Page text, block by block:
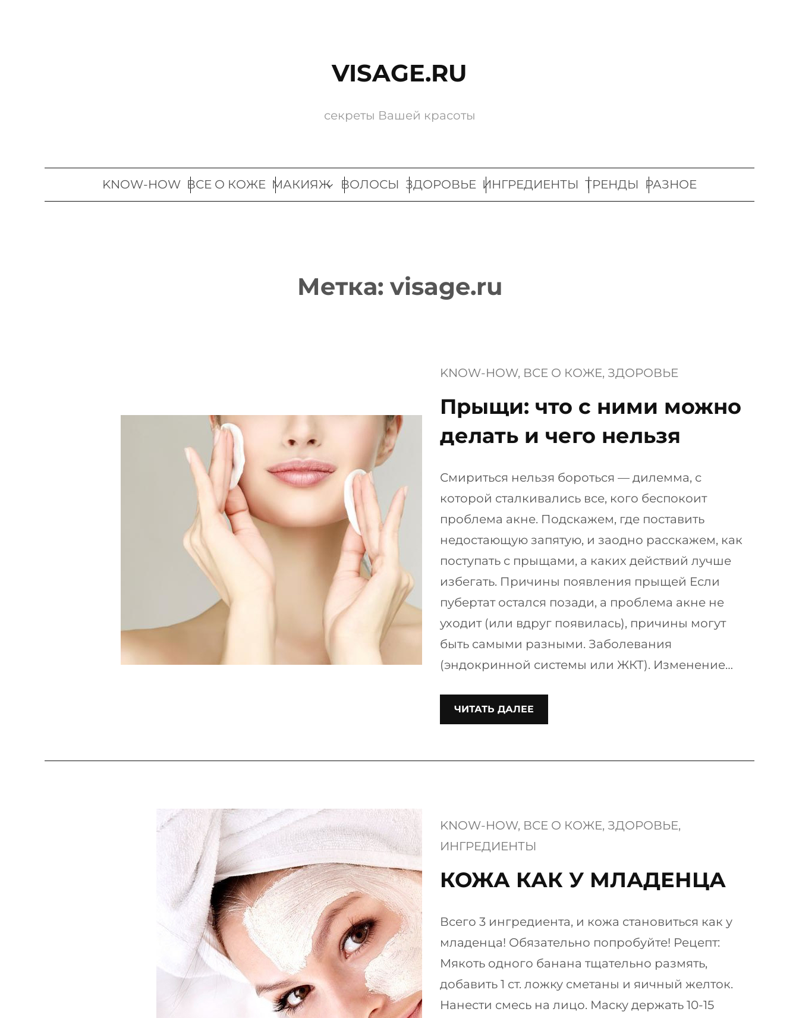
VISAGE.RU
секреты Вашей красоты
KNOW-HOW ВСЕ О КОЖЕ МАКИЯЖ ВОЛОСЫ ЗДОРОВЬЕ ИНГРЕДИЕНТЫ ТРЕНДЫ РАЗНОЕ
Метка: visage.ru
KNOW-HOW, ВСЕ О КОЖЕ, ЗДОРОВЬЕ
Прыщи: что с ними можно
делать и чего нельзя
Смириться нельзя бороться — дилемма, с
которой сталкивались все, кого беспокоит
проблема акне. Подскажем, где поставить
недостающую запятую, и заодно расскажем, как
поступать с прыщами, а каких действий лучше
избегать. Причины появления прыщей Если
пубертат остался позади, а проблема акне не
уходит (или вдруг появилась), причины могут
быть самыми разными. Заболевания
(эндокринной системы или ЖКТ). Изменение…
ЧИТАТЬ ДАЛЕЕ
KNOW-HOW, ВСЕ О КОЖЕ, ЗДОРОВЬЕ
ИНГРЕДИЕНТЫ
​КОЖА КАК У МЛАДЕНЦА
Всего 3 ингредиента, и кожа становиться как у
младенца! Обязательно попробуйте! Рецепт:
Мякоть одного банана тщательно размять,
добавить 1 ст. ложку сметаны и яичный желток.
Нанести смесь на лицо. Маску держать 10-15